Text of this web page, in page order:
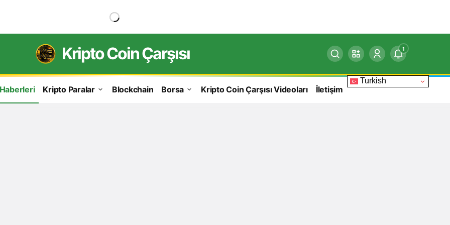
Kripto Coin Çarşısı 1
Kripto Paralar Blockchain Borsa Kripto Coin Çarşısı Videoları İletişim
Turkish